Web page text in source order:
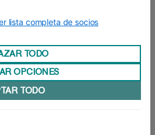
impartirá el
Superior de
lista completa de socios
TODO
OPCIONES
TODO